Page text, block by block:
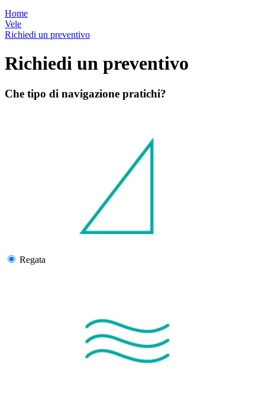
Home
Vele
Richiedi un preventivo
Richiedi un preventivo
Che tipo di navigazione pratichi?
Regata